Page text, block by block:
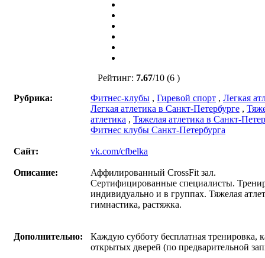
Рейтинг: 7.67/10 (6 )
Рубрика:
Фитнес-клубы , Гиревой спорт , Легкая
Легкая атлетика в Санкт-Петербурге ,
атлетика , Тяжелая атлетика в Санкт-
Фитнес клубы Санкт-Петербурга
Сайт: vk.com/cfbelka
Описание:
Аффилированный CrossFit зал.
Сертифицированные специалисты.
индивидуально и в группах. Тяжелая
гимнастика, растяжка.
Дополнительно:
Каждую субботу бесплатная тренировка,
открытых дверей (по предварительной